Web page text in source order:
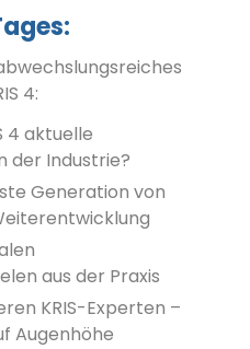
4:
4 aktuelle
der Industrie?
Generation von
aus der Praxis
KRIS-Experten –
Augenhöhe